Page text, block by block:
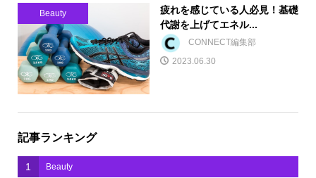
Beauty
疲れを感じている人必見！基礎
代謝を上げてエネル...
CONNECT編集部
2023.06.30
記事ランキング
1 Beauty